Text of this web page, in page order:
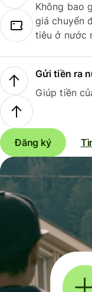
Không bao
giá chuyển
tiêu ở nước
Gửi tiền ra
Giúp tiền
Đăng ký